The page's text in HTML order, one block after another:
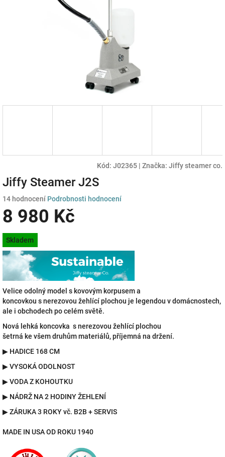
Kód: J02365 | Značka: Jiffy steamer co.
Jiffy Steamer J2S
Průměrné
hodnocení
produktu
4,9
z
5
hvězdiček.
14 hodnocení Podrobnosti hodnocení
8 980 Kč
Měrná
cena:
Skladem
Velice odolný model s kovovým korpusem a
koncovkou s nerezovou žehlící plochou je legendou v domácnostech,
ale i obchodech po celém světě.
Nová lehká koncovka s nerezovou žehlící plochou
šetrná ke všem druhům materiálů, příjemná na držení.
▶ HADICE 168 CM
▶VYSOKÁ ODOLNOST
▶VODA Z KOHOUTKU
▶ NÁDRŽ NA 2 HODINY ŽEHLENÍ
▶ZÁRUKA 3 ROKY vč. B2B + SERVIS
MADE IN USA OD ROKU 1940